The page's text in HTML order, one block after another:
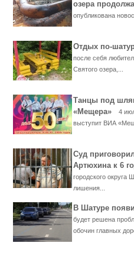
озера
опубликована
Отдых по-
после себя
Святого озера,...
Танцы под
«Мещера»
4
выступит ВИА
Суд
Артюхина к 6
городского округа
лишения...
В Шатуре
будет решена
обочин главных